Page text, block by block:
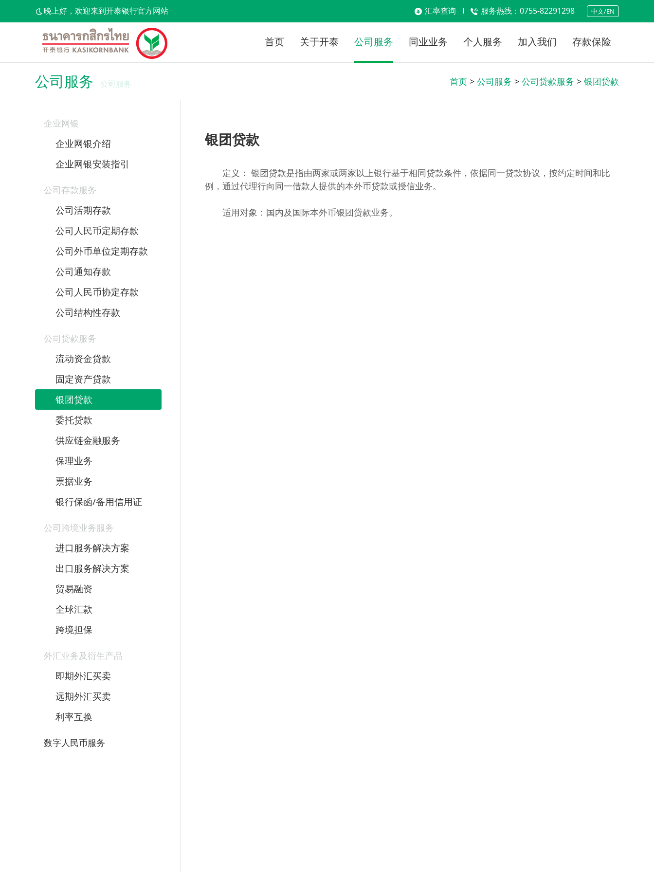
晚上好，欢迎来到开泰银行官方网站 汇率查询 服务热线：0755-82291298 中文/EN
首页 关于开泰 公司服务 同业业务 个人服务 加入我们 存款保险
公司服务 公司服务 首页 > 公司服务 > 公司贷款服务 > 银团贷款
企业网银
企业网银介绍
企业网银安装指引
公司存款服务
公司活期存款
公司人民币定期存款
公司外币单位定期存款
公司通知存款
公司人民币协定存款
公司结构性存款
公司贷款服务
流动资金贷款
固定资产贷款
银团贷款
委托贷款
供应链金融服务
保理业务
票据业务
银行保函/备用信用证
公司跨境业务服务
进口服务解决方案
出口服务解决方案
贸易融资
全球汇款
跨境担保
外汇业务及衍生产品
即期外汇买卖
远期外汇买卖
利率互换
数字人民币服务
银团贷款
定义： 银团贷款是指由两家或两家以上银行基于相同贷款条件，依据同一贷款协议，按约定时间和比
例，通过代理行向同一借款人提供的本外币贷款或授信业务。
适用对象：国内及国际本外币银团贷款业务。